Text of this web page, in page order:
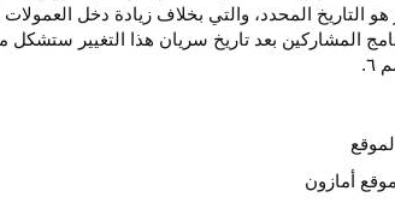
التاريخ
المحدد، والتي بخلاف زيادة دخل
المشاركين بعد تاريخ سريان هذا التغيير ستشكل
أمازون